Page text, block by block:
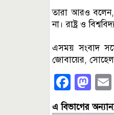
তারা আরও বলেন,
না। রাষ্ট্র ও
এসময় সংবাদ
জোবায়ের, সোহেল
এ বিভাগের